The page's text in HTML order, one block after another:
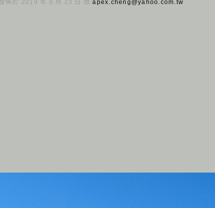
發佈於 2019 年 8 月 23 日 由apex.cheng@yahoo.com.tw